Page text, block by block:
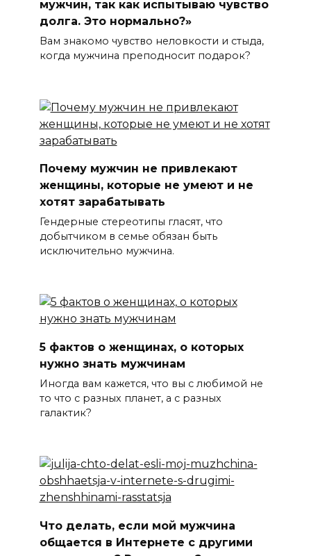
мужчин, так как испытываю чувство
долга. Это нормально?»
Вам знакомо чувство неловкости и стыда,
когда мужчина преподносит подарок?
Почему мужчин не привлекают
женщины, которые не умеют и не
хотят зарабатывать
Гендерные стереотипы гласят, что
добытчиком в семье обязан быть
исключительно мужчина.
5 фактов о женщинах, о которых
нужно знать мужчинам
Иногда вам кажется, что вы с любимой не
то что с разных планет, а с разных
галактик?
Что делать, если мой мужчина
общается в Интернете с другими